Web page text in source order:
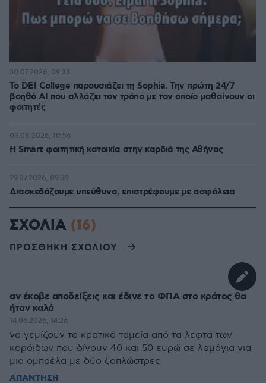
Το DEI College παρουσιάζει τη Sophia. Την πρώτη 24/7
βοηθό AI που αλλάζει τον τρόπο με τον οποίο μαθαίνουν οι
φοιτητές
30.07.2026, 09:33
Η Smart φοιτητική κατοικία στην καρδιά της Αθήνας
03.08.2026, 10:56
Διασκεδάζουμε υπεύθυνα, επιστρέφουμε με ασφάλεια
29.07.2026, 09:39
ΣΧΟΛΙΑ (16)
ΠΡΟΣΘΗΚΗ ΣΧΟΛΙΟΥ
αν έκοβε αποδείξεις και έδινε το ΦΠΑ στο κράτος θα
ήταν καλά
14.06.2026, 14:26
να γεμίζουν τα κρατικά ταμεία από τα λεφτά των
κορόιδων που δίνουν 40 και 50 ευρώ σε λαμόγια για
μια ομπρέλα με δύο ξαπλώστρες
ΑΠΑΝΤΗΣΗ